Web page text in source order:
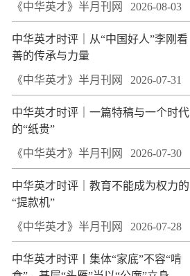
《中华英才》半月刊网 2026-08-03
中华英才时评｜从“中国好人”李刚看
善的传承与力量
《中华英才》半月刊网 2026-07-31
中华英才时评｜一篇特稿与一个时代
的“纸贵”
《中华英才》半月刊网 2026-07-30
中华英才时评｜教育不能成为权力的
“提款机”
《中华英才》半月刊网 2026-07-28
中华英才时评丨集体“家底”不容“啃